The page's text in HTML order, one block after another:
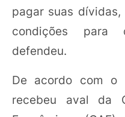
pagar suas
condições para
defendeu.
De acordo com o
recebeu aval da